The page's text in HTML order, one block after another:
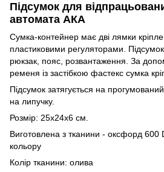
Підсумок для
автомата АКА
Сумка-контейнер має дві лямки
пластиковими регуляторами.
рюкзак, пояс, розвантаження. За
ременя із застібкою фастекс сумка
Підсумок затягується на
на липучку.
Розмір: 25х24х6 см.
Виготовлена з тканини - оксфорд 600
кольору
Колір тканини: олива